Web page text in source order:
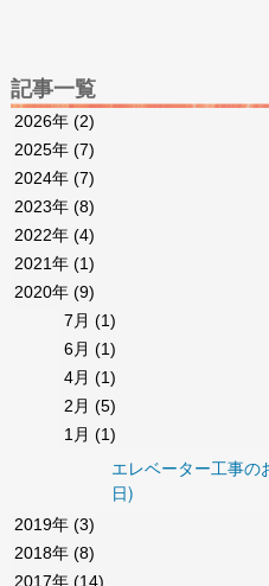
記事一覧
2026年 (2)
2025年 (7)
2024年 (7)
2023年 (8)
2022年 (4)
2021年 (1)
2020年 (9)
7月(1)
6月(1)
4月(1)
2月(5)
1月(1)
エレベーター工事
日)
2019年 (3)
2018年 (8)
2017年 (14)